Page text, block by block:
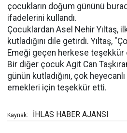
çocukların doğum gününü
ifadelerini kullandı.
Çocuklardan Asel Nehir Yıltaş,
kutladığını dile getirdi. Yıltaş,
Emeği geçen herkese teşekkür
Bir diğer çocuk Agit Can
günün kutladığını, çok
emekleri için teşekkür etti.
Kaynak: İHLAS HABER AJANSI